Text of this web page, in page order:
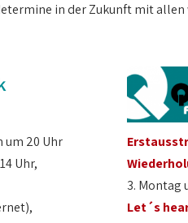
in der Zukunft mit
um 20 Uhr
Uhr,
3. Montag
Let´s